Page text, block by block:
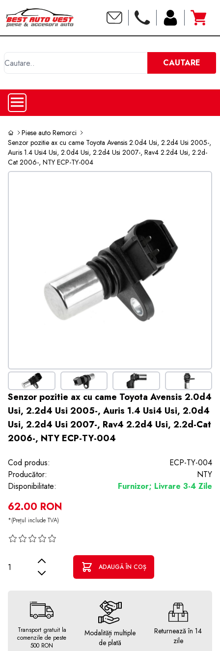
CAUTARE
Piese auto Remorci
Senzor pozitie ax cu came Toyota Avensis 2.0d4 Usi, 2.2d4 Usi 2005-,
Auris 1.4 Usi4 Usi, 2.0d4 Usi, 2.2d4 Usi 2007-, Rav4 2.2d4 Usi, 2.2d-
Cat 2006-, NTY ECP-TY-004
Senzor pozitie ax cu came Toyota Avensis 2.0d4
Usi, 2.2d4 Usi 2005-, Auris 1.4 Usi4 Usi, 2.0d4
Usi, 2.2d4 Usi 2007-, Rav4 2.2d4 Usi, 2.2d-Cat
2006-, NTY ECP-TY-004
Cod produs:
ECP-TY-004
Producător:
NTY
Disponibilitate:
Furnizor; Livrare 3-4 Zile
62.00 RON
*(Prețul include TVA)
ADAUGĂ ÎN COȘ
Transport gratuit la
comenzile de peste
500 RON
Modalități multiple
de plată
Returnează în 14
zile